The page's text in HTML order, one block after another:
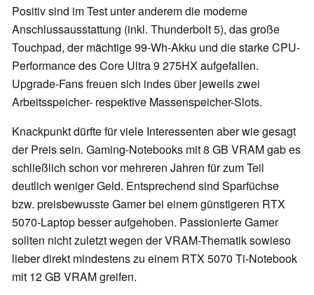
Positiv sind im Test unter anderem die moderne
Anschlussausstattung (inkl. Thunderbolt 5), das große
Touchpad, der mächtige 99-Wh-Akku und die starke CPU-
Performance des Core Ultra 9 275HX aufgefallen.
Upgrade-Fans freuen sich indes über jeweils zwei
Arbeitsspeicher- respektive Massenspeicher-Slots.
Knackpunkt dürfte für viele Interessenten aber wie gesagt
der Preis sein. Gaming-Notebooks mit 8 GB VRAM gab es
schließlich schon vor mehreren Jahren für zum Teil
deutlich weniger Geld. Entsprechend sind Sparfüchse
bzw. preisbewusste Gamer bei einem günstigeren RTX
5070-Laptop besser aufgehoben. Passionierte Gamer
sollten nicht zuletzt wegen der VRAM-Thematik sowieso
lieber direkt mindestens zu einem RTX 5070 Ti-Notebook
mit 12 GB VRAM greifen.